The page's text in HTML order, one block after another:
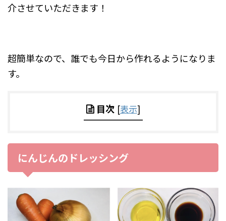
介させていただきます！
超簡単なので、誰でも今日から作れるようになりま
す。
目次 [表示]
にんじんのドレッシング